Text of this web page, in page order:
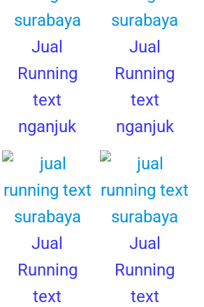
Jual
Running
text
nganjuk
Jual
Running
text
nganjuk
Jual
Running
text
Jual
Running
text